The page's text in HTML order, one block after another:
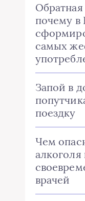
почему
самых
Запой в
поездку
Чем
врачей